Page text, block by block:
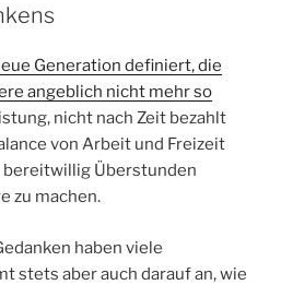
Generation definiert, die
angeblich nicht mehr so
nicht nach Zeit bezahlt
von Arbeit und Freizeit
Überstunden
zu machen.
haben viele
stets aber auch darauf an, wie